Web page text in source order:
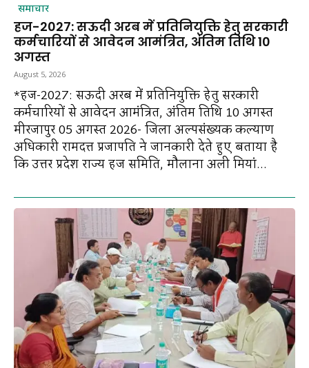
समाचार
हज-2027: सऊदी अरब में प्रतिनियुक्ति हेतु सरकारी
कर्मचारियों से आवेदन आमंत्रित, अंतिम तिथि 10
अगस्त
August 5, 2026
*हज-2027: सऊदी अरब में प्रतिनियुक्ति हेतु सरकारी
कर्मचारियों से आवेदन आमंत्रित, अंतिम तिथि 10 अगस्त
मीरजापुर 05 अगस्त 2026- जिला अल्पसंख्यक कल्याण
अधिकारी रामदत्त प्रजापति ने जानकारी देते हुए बताया है
कि उत्तर प्रदेश राज्य हज समिति, मौलाना अली मियां...